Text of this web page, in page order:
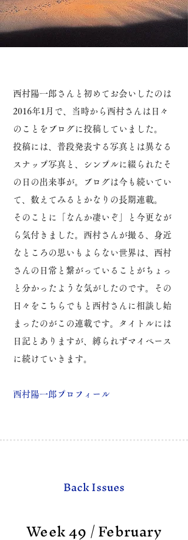
西村陽一郎さんと初めてお会いしたのは
2016年1月で、当時から西村さんは日々
のことをブログに投稿していました。
投稿には、普段発表する写真とは異なる
スナップ写真と、シンプルに綴られたそ
の日の出来事が。
ブログは今も続いてい
て、数えてみるとかなりの長期連載。
そのことに「なんか凄いぞ」と今更なが
ら気付きました。 西村さんが撮る、身近
なところの思いもよらない世界は、西村
さんの日常と繋がっていることがちょっ
と分かったような気がしたのです。
その
日々をこちらでもと西村さんに相談し始
まったのがこの連載です。
タイトルには
日記とありますが、縛られずマイペース
に続けていきます。
​西村陽一郎プロフィール
Back Issues
Week 49 / February